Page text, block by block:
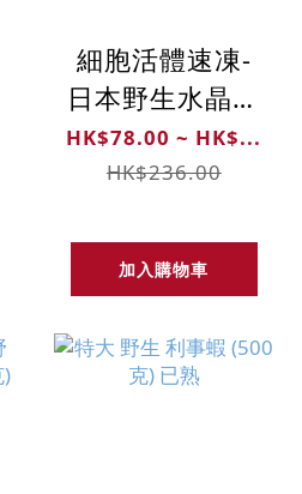
細胞活體速凍-
日本野生水晶秋
醬蝦苗 (72克)
HK$78.00 ~ HK$...
HK$236.00
加入購物車